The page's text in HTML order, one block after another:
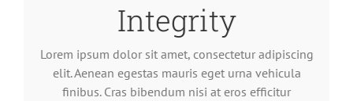
Integrity
Lorem ipsum dolor sit amet, consectetur adipiscing
elit. Aenean egestas mauris eget urna vehicula
finibus. Cras bibendum nisi at eros efficitur
Lorem ipsum dolor sit amet, consectetur adipiscing
elit. Aenean egestas mauris eget urna vehicula
finibus. Cras bibendum nisi at eros efficitur
consequat.